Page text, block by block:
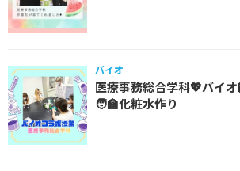
バイオ
医療事務総合学科💖バイオ
🧑‍🏫化粧水作り